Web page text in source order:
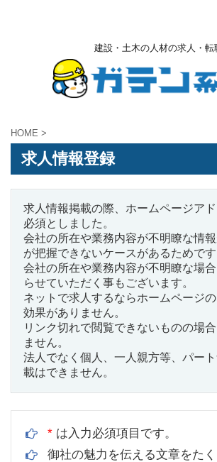
建設・土木の人材の求人・転
HOME >
求人情報登録
求人情報掲載の際、ホームページア
必須としました。
会社の所在や業務内容が不明瞭な情
が把握できないケースがあるためです
会社の所在や業務内容が不明瞭な場
らせていただく事もございます。
ネットで求人するならホームページ
効果がありません。
リンク切れで閲覧できないものの場
ません。
法人でなく個人、一人親方等、パー
載はできません。
* は入力必須項目です。
御社の魅力を伝える文章をた